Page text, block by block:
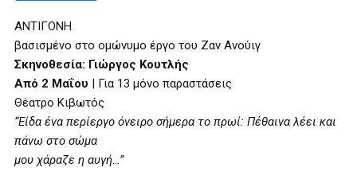
ΑΝΤΙΓΟΝΗ
βασισμένο στο ομώνυμο έργο του Ζαν Ανούιγ
Σκηνοθεσία: Γιώργος Κουτλής
Από 2 Μαΐου | Για 13 μόνο παραστάσεις
Θέατρο Κιβωτός
“Είδα ένα περίεργο όνειρο σήμερα το πρωί: Πέθαινα λέει και
πάνω στο σώμα
μου χάραζε η αυγή…”